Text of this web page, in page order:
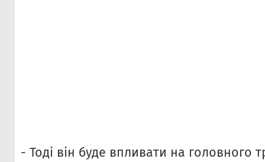
- Тоді він буде впливати на головного